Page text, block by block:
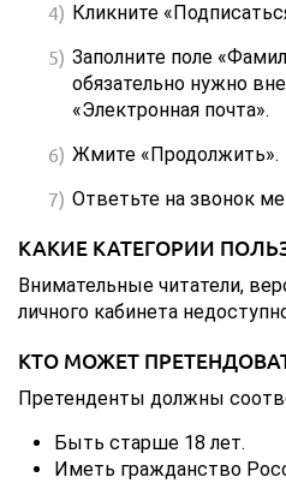
Кликните
Заполните поле
обязательно нужно
«Электронная почта».
Жмите «Продолжить».
Ответьте на звонок
КАКИЕ КАТЕГОРИИ
Внимательные читатели,
личного кабинета
КТО МОЖЕТ
Претенденты должны
Быть старше 18 лет.
Иметь гражданство